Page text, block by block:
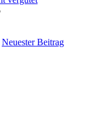
Neuester Beitrag